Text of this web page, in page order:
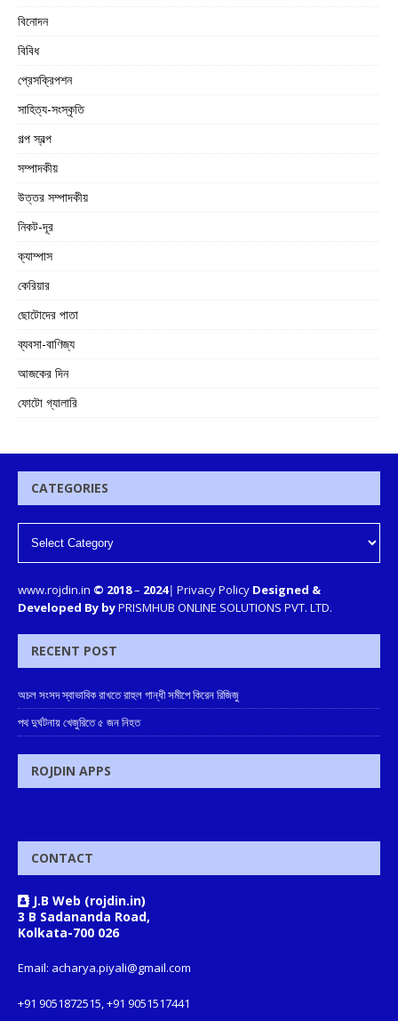
বিনোদন
বিবিধ
প্রেসক্রিপশন
সাহিত্য-সংস্কৃতি
গল্প স্বল্প
সম্পাদকীয়
উত্তর সম্পাদকীয়
নিকট-দূর
ক্যাম্পাস
কেরিয়ার
ছোটোদের পাতা
ব্যবসা-বাণিজ্য
আজকের দিন
ফোটো গ্যালারি
CATEGORIES
www.rojdin.in © 2018– 2024| Privacy Policy Designed &
Developed By byPRISMHUB ONLINE SOLUTIONS PVT. LTD.
RECENT POST
অচল সংসদ স্বাভাবিক রাখতে রাহুল গান্ধী সমীপে কিরেন রিজিজু
পথ দুর্ঘটনায় খেজুরিতে ৫ জন নিহত
ROJDIN APPS
CONTACT
J.B Web (rojdin.in)
3 B Sadananda Road,
Kolkata-700 026
Email: acharya.piyali@gmail.com
+91 9051872515, +91 9051517441